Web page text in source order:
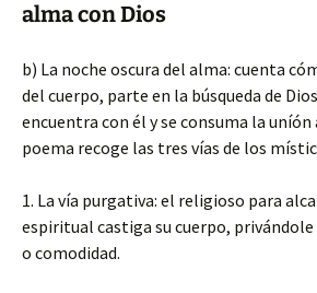
alma con Dios
b) La noche oscura del alma: cuenta
del cuerpo, parte en la búsqueda de
encuentra con él y se consuma la uníón
poema recoge las tres vías de los
1. La vía purgativa: el religioso para
espiritual castiga su cuerpo,
o comodidad.